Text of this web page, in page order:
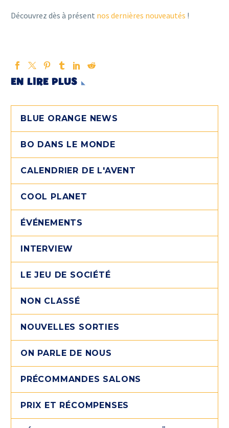
Découvrez dès à présent nos dernières nouveautés !
EN LIRE PLUS
BLUE ORANGE NEWS
BO DANS LE MONDE
CALENDRIER DE L'AVENT
COOL PLANET
ÉVÉNEMENTS
INTERVIEW
LE JEU DE SOCIÉTÉ
NON CLASSÉ
NOUVELLES SORTIES
ON PARLE DE NOUS
PRÉCOMMANDES SALONS
PRIX ET RÉCOMPENSES